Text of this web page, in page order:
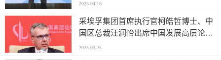
2025-04-16
采埃孚集团首席执行官柯皓哲博士、中
国区总裁汪润怡出席中国发展高层论坛|
将在中国市场持续投资与创新
2025-03-25